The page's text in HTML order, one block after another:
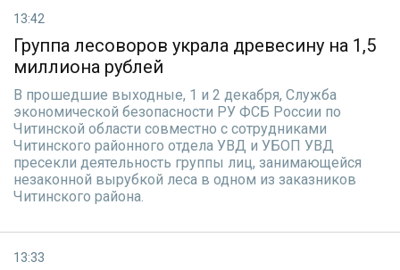
13:42
Группа лесоворов украла древесину на 1,5
миллиона рублей
В прошедшие выходные, 1 и 2 декабря, Служба
экономической безопасности РУ ФСБ России по
Читинской области совместно с сотрудниками
Читинского районного отдела УВД и УБОП УВД
пресекли деятельность группы лиц, занимающейся
незаконной вырубкой леса в одном из заказников
Читинского района.
13:33